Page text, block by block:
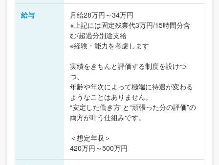
給与
月給28万円～34万円
※上記には固定残業代3万円/15時間分含
む/超過分別途支給
※経験・能力を考慮します
実績をきちんと評価する制度を設けつ
つ、
年齢や年次によって極端に待遇が変わる
ようなことはありません。
“安定した働き方”と“頑張った分の評価”の
両方が叶う仕組みです。
＜想定年収＞
420万円～500万円